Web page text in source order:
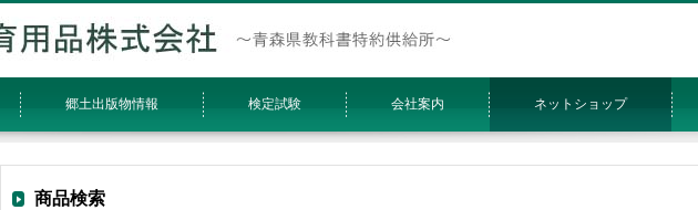
郷土出版物情報 検定試験 会社案内 ネットショップ
商品検索